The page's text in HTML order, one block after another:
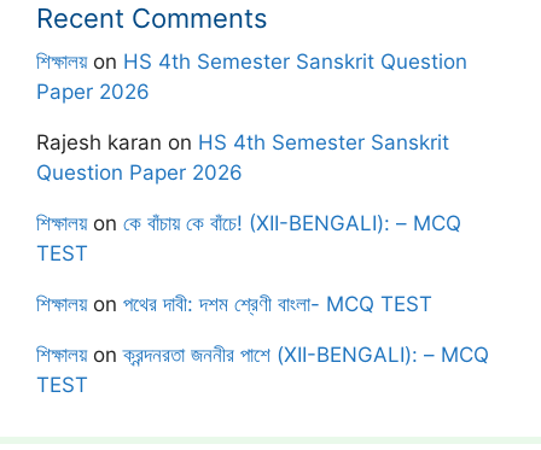
Recent Comments
শিক্ষালয়on HS 4th Semester Sanskrit Question
Paper 2026
Rajesh karan on HS 4th Semester Sanskrit
Question Paper 2026
শিক্ষালয়on কে বাঁচায় কে বাঁচে! (XII-BENGALI): – MCQ
TEST
শিক্ষালয়on পথের দাবী: দশম শ্রেণী বাংলা- MCQ TEST
শিক্ষালয়onক্রন্দনরতা জননীর পাশে (XII-BENGALI): – MCQ
TEST